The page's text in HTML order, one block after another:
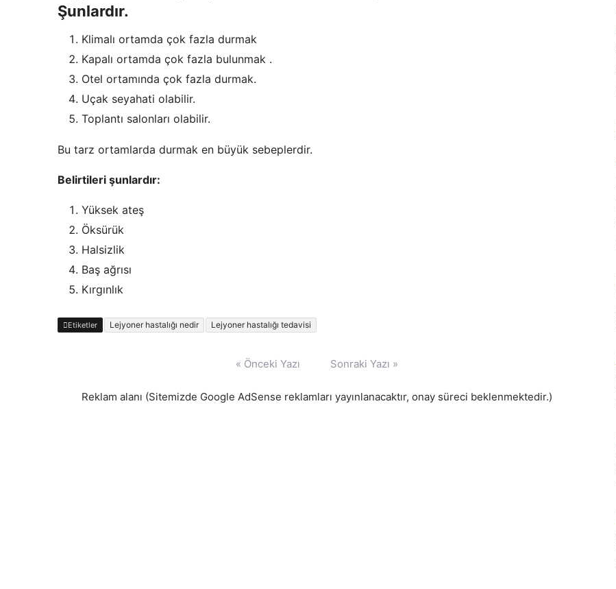
Şunlardır.
Klimalı ortamda çok fazla durmak
Kapalı ortamda çok fazla bulunmak .
Otel ortamında çok fazla durmak.
Uçak seyahati olabilir.
Toplantı salonları olabilir.
Bu tarz ortamlarda durmak en büyük sebeplerdir.
Belirtileri şunlardır:
Yüksek ateş
Öksürük
Halsizlik
Baş ağrısı
Kırgınlık
Etiketler Lejyoner hastalığı nedir Lejyoner hastalığı tedavisi
« Önceki Yazı Sonraki Yazı »
Reklam alanı (Sitemizde Google AdSense reklamları yayınlanacaktır, onay süreci beklenmektedir.)